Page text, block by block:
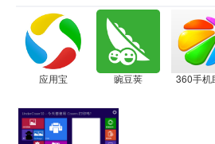
应用宝 豌豆荚 360手机